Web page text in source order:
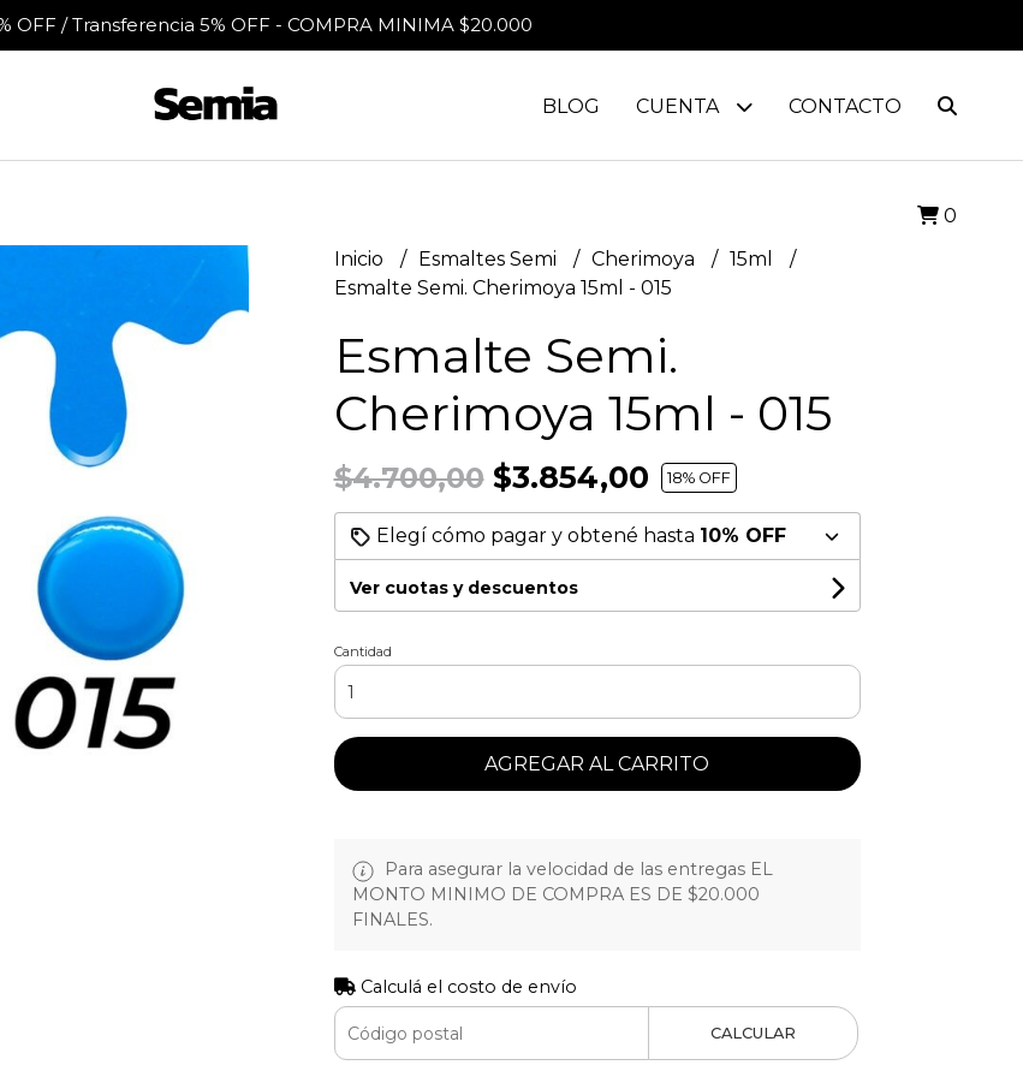
OFF / Transferencia 5% OFF - COMPRA MINIMA $20.000
BLOG CUENTA CONTACTO
0
Inicio Esmaltes Semi Cherimoya
15ml
Esmalte Semi. Cherimoya 15ml - 015
Esmalte Semi.
Cherimoya 15ml - 015
$4.700,00$3.854,00 18% OFF
Elegí cómo pagar y obtené hasta 10% OFF
Ver cuotas y descuentos
Cantidad
AGREGAR AL CARRITO
Para asegurar la velocidad de las entregas EL
MONTO MINIMO DE COMPRA ES DE $20.000
FINALES.
Calculá el costo de envío
CALCULAR